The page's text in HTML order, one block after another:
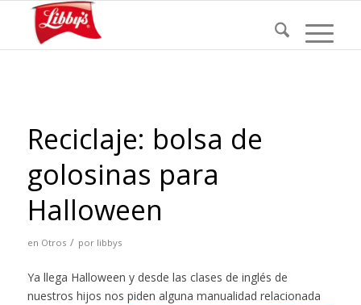
Reciclaje: bolsa de
golosinas para
Halloween
en Otros / por libbys
Ya llega Halloween y desde las clases de inglés de
nuestros hijos nos piden alguna manualidad relacionada